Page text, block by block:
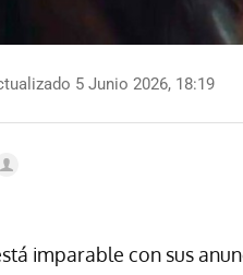
5 Junio 2026, 18:19
imparable con sus